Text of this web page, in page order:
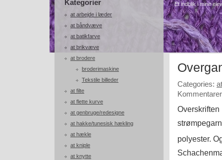
Kategorier
at arbejde i læder
at båndvæve
at batikfarve
at brikvæve
at brodere
broderimaskine
Tekstile billeder
at filte
at flette kurve
at genbruge/redesigne
at hakke/tunesisk hækling
at hækle
at kniple
at knytte
Et indblik i mine
Categories:
Overskriften
polyester.